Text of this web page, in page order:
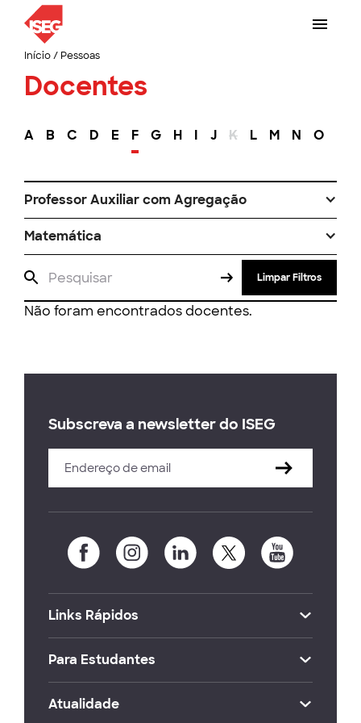
Início/ Pessoas
Docentes
A B C D E F G H I J K L M N O
Professor Auxiliar com Agregação
Matemática
Limpar Filtros
Não foram encontrados docentes.
Subscreva a newsletter do ISEG
Links Rápidos
Para Estudantes
Atualidade